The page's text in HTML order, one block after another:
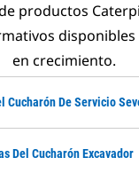
productos
disponibles
en crecimiento.
Cucharón De Servicio
Del Cucharón Excavador